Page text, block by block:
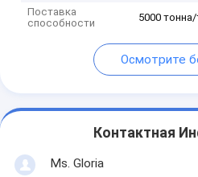
Поставка
способности
5000
Осмотрите
Контактная
Ms. Gloria